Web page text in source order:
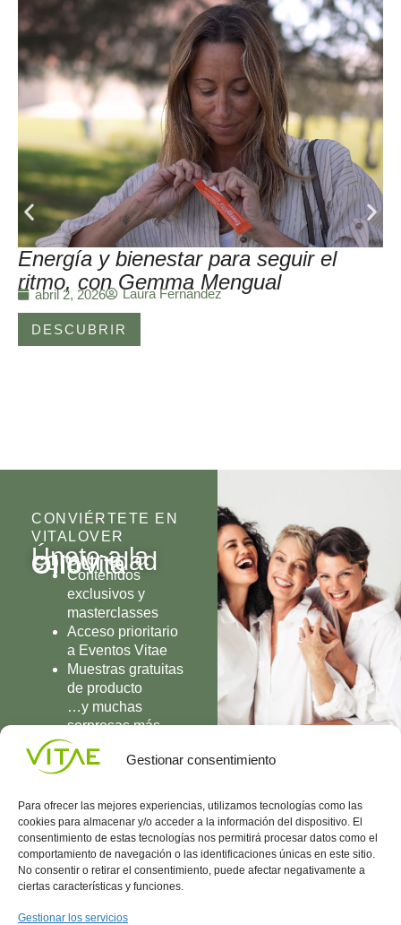
Gestionar consentimiento
Para ofrecer las mejores experiencias, utilizamos tecnologías como las
cookies para almacenar y/o acceder a la información del dispositivo. El
consentimiento de estas tecnologías nos permitirá procesar datos como el
comportamiento de navegación o las identificaciones únicas en este sitio.
No consentir o retirar el consentimiento, puede afectar negativamente a
ciertas características y funciones.
Gestionar los servicios
Energía y bienestar para seguir el
ritmo, con Gemma Mengual
abril 2, 2026 Laura Fernández
DESCUBRIR
CONVIÉRTETE EN
VITALOVER
Únete a la
comunidad
OlioVita
Contenidos
exclusivos y
masterclasses
Acceso prioritario
a Eventos Vitae
Muestras gratuitas
de producto
…y muchas
sorpresas más
UNIRME
Conocenos
Vitae
l
Política
de
(+34)
935